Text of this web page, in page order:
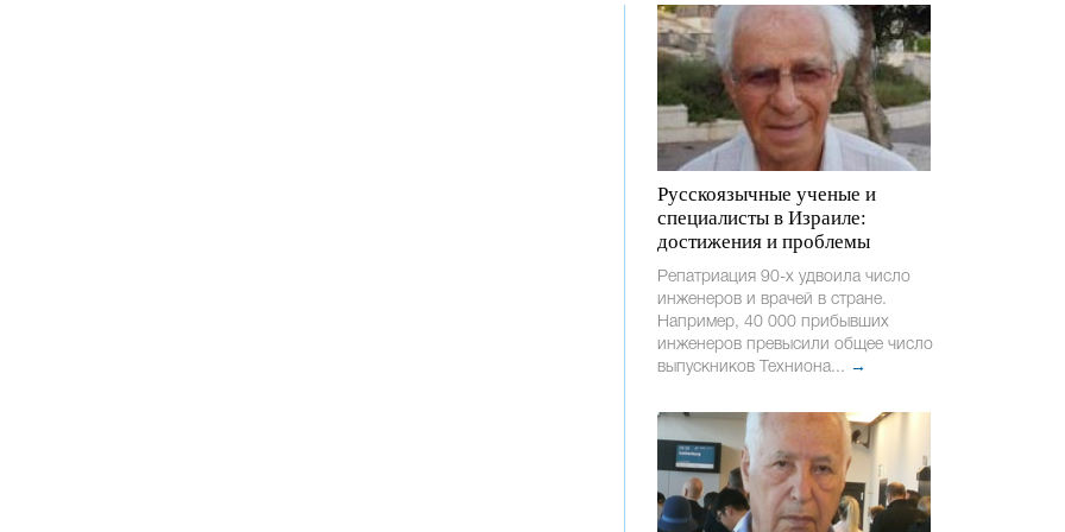
Русскоязычные ученые и
специалисты в Израиле:
достижения и проблемы
Репатриация 90-х удвоила число
инженеров и врачей в стране.
Например, 40 000 прибывших
инженеров превысили общее число
выпускников Техниона... →